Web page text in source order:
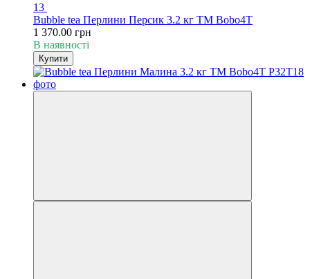
13
Bubble tea Перлини Персик 3.2 кг TM Bobo4T
1 370.00 грн
В наявності
Купити